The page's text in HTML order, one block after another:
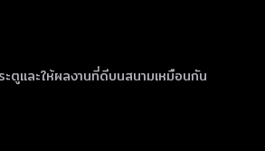
ตูและให้ผลงานที่ดีบนสนามเหมือนกัน